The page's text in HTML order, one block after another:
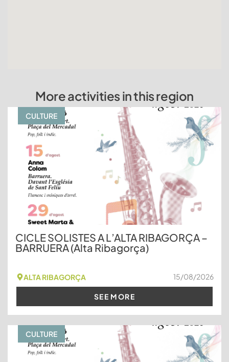
More activities in this region
CULTURE
CICLE SOLISTES A L’ALTA RIBAGORÇA –
BARRUERA (Alta Ribagorça)
ALTA RIBAGORÇA 15/08/2026
SEE MORE
CULTURE